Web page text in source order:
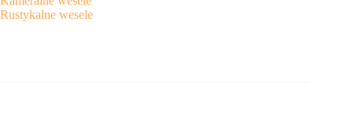
Rustykalne wesele